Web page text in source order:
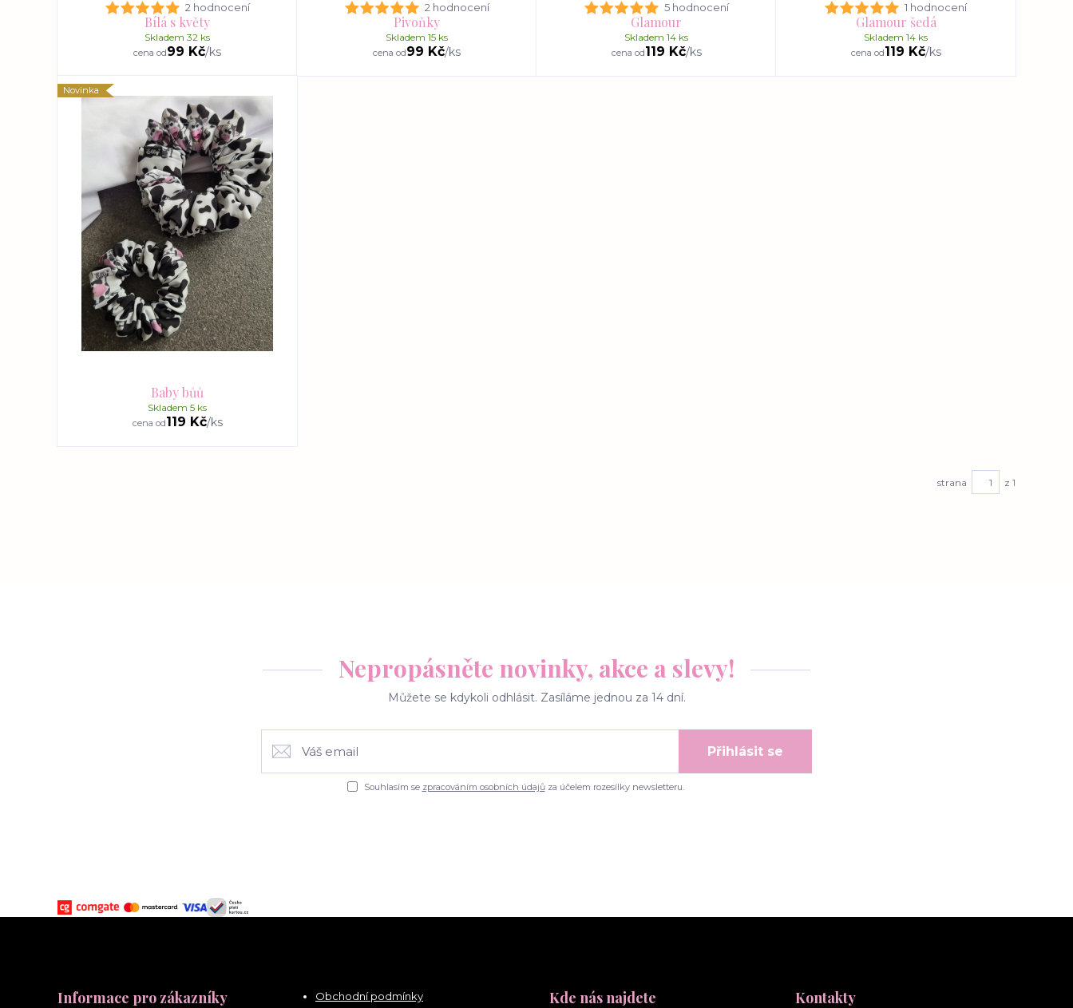
2 hodnocení
Bílá s květy
cena od99 Kč/ks
Skladem 32 ks
2 hodnocení
Pivoňky
cena od99 Kč/ks
Skladem 15 ks
5 hodnocení
Glamour
cena od119 Kč/ks
Skladem 14 ks
1 hodnocení
Glamour šedá
cena od119 Kč/ks
Skladem 14 ks
Novinka
Baby bůů
cena od119 Kč/ks
Skladem 5 ks
strana z 1
Nepropásněte novinky, akce a slevy!
Můžete se kdykoli odhlásit. Zasíláme jednou za 14 dní.
Přihlásit se
Souhlasím se zpracováním osobních údajůza účelem rozesílky newsletteru.
Informace pro zákazníky Obchodní podmínky Kde nás najdete Kontakty